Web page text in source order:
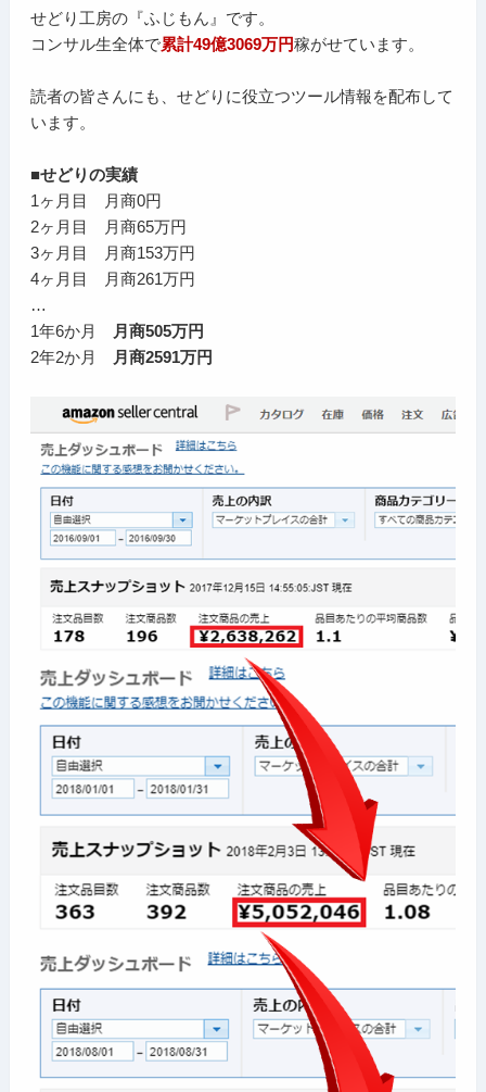
せどり工房の『ふじもん』です。
コンサル生全体で累計49億3069万円稼がせています。
読者の皆さんにも、せどりに役立つツール情報を配布して
います。
■せどりの実績
1ヶ月目 月商0円
2ヶ月目 月商65万円
3ヶ月目 月商153万円
4ヶ月目 月商261万円
…
1年6か月
月商505万円
2年2か月
月商2591万円